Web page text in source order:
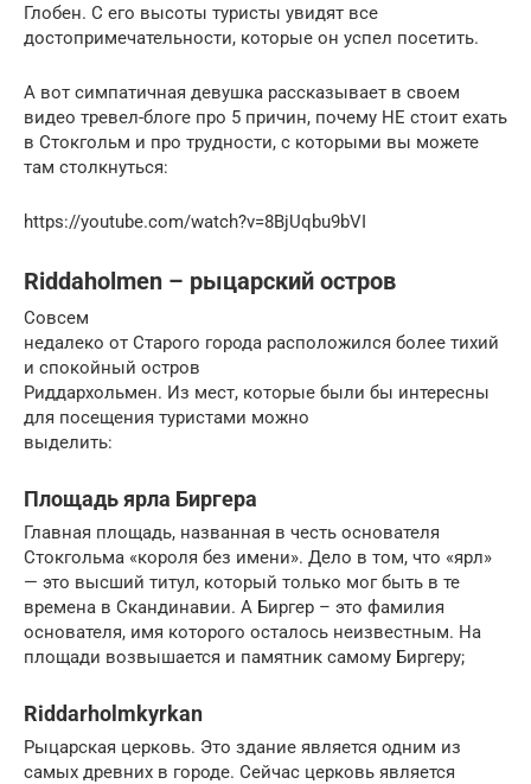
Глобен. С его высоты туристы увидят все
достопримечательности, которые он успел посетить.
А вот симпатичная девушка рассказывает в своем
видео тревел-блоге про 5 причин, почему НЕ стоит ехать
в Стокгольм и про трудности, с которыми вы можете
там столкнуться:
https://youtube.com/watch?v=8BjUqbu9bVI
Riddaholmen – рыцарский остров
Совсем
недалеко от Старого города расположился более тихий
и спокойный остров
Риддархольмен. Из мест, которые были бы интересны
для посещения туристами можно
выделить:
Площадь ярла Биргера
Главная площадь, названная в честь основателя
Стокгольма «короля без имени». Дело в том, что «ярл»
— это высший титул, который только мог быть в те
времена в Скандинавии. А Биргер – это фамилия
основателя, имя которого осталось неизвестным. На
площади возвышается и памятник самому Биргеру;
Riddarholmkyrkan
Рыцарская церковь. Это здание является одним из
самых древних в городе. Сейчас церковь является